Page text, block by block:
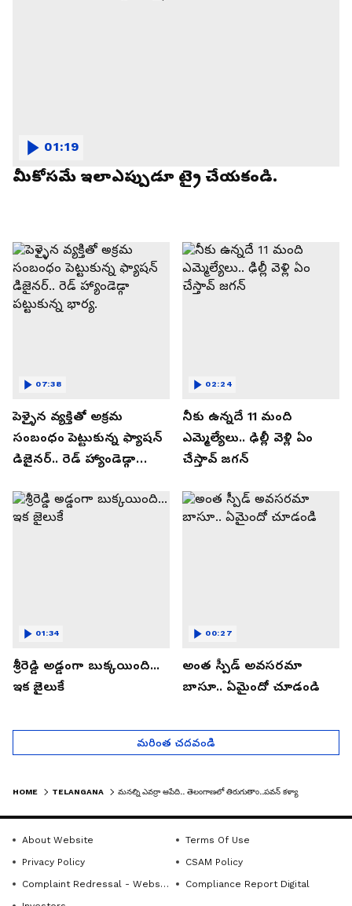
మీకోసమే ఇలాఎప్పుడూ ట్రై చేయకండి.
01:19
పెళ్ళైన వ్యక్తితో అక్రమ
సంబంధం పెట్టుకున్న ఫ్యాషన్
డిజైనర్.. రెడ్ హ్యాండెడ్గా
07:38
నీకు ఉన్నదే 11 మంది
ఎమ్మెల్యేలు.. ఢిల్లీ వెళ్లి ఏం
చేస్తావ్ జగన్
02:24
శ్రీరెడ్డి అడ్డంగా బుక్కయింది...
ఇక జైలుకే
01:34
అంత స్పీడ్ అవసరమా
బాసూ.. ఏమైందో చూడండి
00:27
మరింత చదవండి
HOME TELANGANA
About Website
Terms Of Use
Privacy Policy
CSAM Policy
Complaint Redressal - Website
Compliance Report Digital